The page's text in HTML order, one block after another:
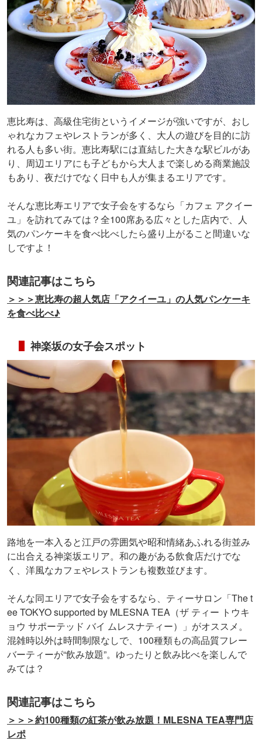
恵比寿は、高級住宅街というイメージが強いですが、おし
ゃれなカフェやレストランが多く、大人の遊びを目的に訪
れる人も多い街。恵比寿駅には直結した大きな駅ビルがあ
り、周辺エリアにも子どもから大人まで楽しめる商業施設
もあり、夜だけでなく日中も人が集まるエリアです。
そんな恵比寿エリアで女子会をするなら「カフェ アクイー
ユ」を訪れてみては？全100席ある広々とした店内で、人
気のパンケーキを食べ比べしたら盛り上がること間違いな
しですよ！
関連記事はこちら
＞＞＞恵比寿の超人気店「アクイーユ」の人気パンケーキ
を食べ比べ♪
神楽坂の女子会スポット
路地を一本入ると江戸の雰囲気や昭和情緒あふれる街並み
に出合える神楽坂エリア。和の趣がある飲食店だけでな
く、洋風なカフェやレストランも複数並びます。
そんな同エリアで女子会をするなら、ティーサロン「The t
ee TOKYO supported by MLESNA TEA（ザ ティー トウキ
ョウ サポーテッド バイ ムレスナティー）」がオススメ。
混雑時以外は時間制限なしで、100種類もの高品質フレー
バーティーが“飲み放題”。ゆったりと飲み比べを楽しんで
みては？
関連記事はこちら
＞＞＞約100種類の紅茶が飲み放題！MLESNA TEA専門店
レポ